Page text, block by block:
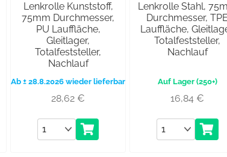
Lenkrolle Kunststoff,
75mm Durchmesser,
PU Lauffläche,
Gleitlager,
Totalfeststeller,
Nachlauf
Ab ± 28.8.2026 wieder lieferbar
28,62€
Anzahl
Lenkrolle Stahl,
Durchmesser, TPE
Lauffläche,
Totalfeststeller,
Nachlauf
(250+)
16,84€
Anzahl